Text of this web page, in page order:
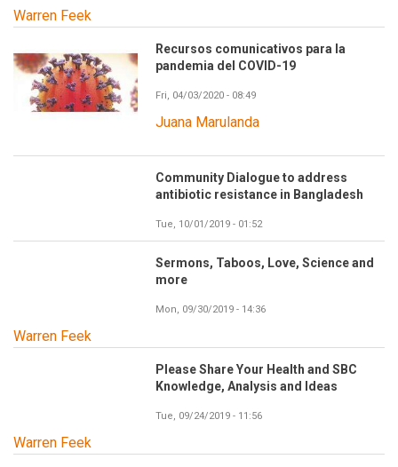
Warren Feek
Recursos comunicativos para la
pandemia del COVID-19
Fri, 04/03/2020 - 08:49
Juana Marulanda
Community Dialogue to address
antibiotic resistance in Bangladesh
Tue, 10/01/2019 - 01:52
Sermons, Taboos, Love, Science and
more
Mon, 09/30/2019 - 14:36
Warren Feek
Please Share Your Health and SBC
Knowledge, Analysis and Ideas
Tue, 09/24/2019 - 11:56
Warren Feek